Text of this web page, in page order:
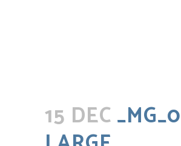
15 DEC